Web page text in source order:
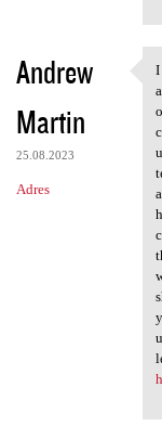
Andrew
Martin
25.08.2023
Adres
I
I